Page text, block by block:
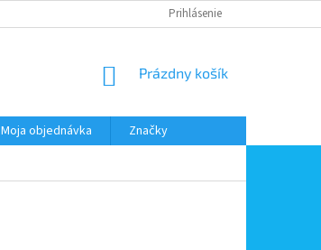
ODSTÚPENIE OD ZMLUVY
Prihlásenie
NÁKUPNÝ
Prázdny košík
Moja objednávka
Značky